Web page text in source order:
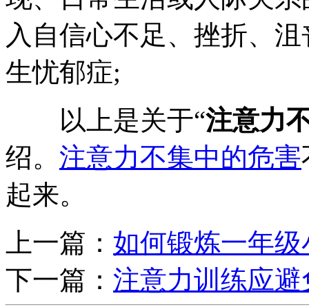
入自信心不足、挫折、
生忧郁症;
以上是关于“注意力
绍。 注意力不集中的危害
起来。
上一篇： 如何锻炼一年
下一篇： 注意力训练应